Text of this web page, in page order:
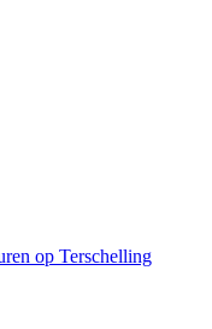
op Terschelling